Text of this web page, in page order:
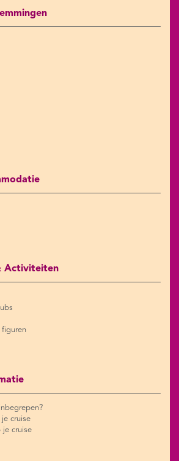
Activiteiten
je cruise
je cruise